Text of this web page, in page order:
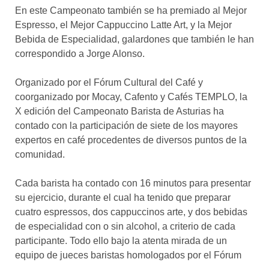
En este Campeonato también se ha premiado al Mejor
Espresso, el Mejor Cappuccino Latte Art, y la Mejor
Bebida de Especialidad, galardones que también le han
correspondido a Jorge Alonso.
Organizado por el Fórum Cultural del Café y
coorganizado por Mocay, Cafento y Cafés TEMPLO, la
X edición del Campeonato Barista de Asturias ha
contado con la participación de siete de los mayores
expertos en café procedentes de diversos puntos de la
comunidad.
Cada barista ha contado con 16 minutos para presentar
su ejercicio, durante el cual ha tenido que preparar
cuatro espressos, dos cappuccinos arte, y dos bebidas
de especialidad con o sin alcohol, a criterio de cada
participante. Todo ello bajo la atenta mirada de un
equipo de jueces baristas homologados por el Fórum